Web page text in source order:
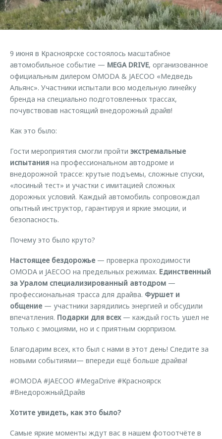
Страхование
Кредитный калькулятор
Одежда и сувениры
Оригинальные аксессуары
Запчасти
Трейд-ин
Калькулятор трейд-ин
Клиентская поддержка
O&J Автоклуб
Приложение O&J
Аксессуары
Одежда и сувениры
Оригинальные аксессуары
Запчасти
Обратная связь
9 июня в Красноярске состоялось масштабное
автомобильное событие — MEGA DRIVE, организованное
официальным дилером OMODA & JAECOO «Медведь
Альянс». Участники испытали всю модельную линейку
бренда на специально подготовленных трассах,
почувствовав настоящий внедорожный драйв!
Как это было:
Гости мероприятия смогли пройти экстремальные
испытания на профессиональном автодроме и
внедорожной трассе: крутые подъемы, сложные спуски,
«лосиный тест» и участки с имитацией сложных
дорожных условий. Каждый автомобиль сопровождал
опытный инструктор, гарантируя и яркие эмоции, и
безопасность.
Почему это было круто?
Настоящее бездорожье — проверка проходимости
OMODA и JAECOO на предельных режимах. Единственный
за Уралом специализированный автодром —
профессиональная трасса для драйва. Фуршет и
общение — участники зарядились энергией и обсудили
впечатления. Подарки для всех— каждый гость ушел не
только с эмоциями, но и с приятным сюрпризом.
Благодарим всех, кто был с нами в этот день! Следите за
новыми событиями— впереди ещё больше драйва!
#OMODA #JAECOO #MegaDrive #Красноярск
#ВнедорожныйДрайв
Хотите увидеть, как это было?
Самые яркие моменты ждут вас в нашем фотоотчёте в